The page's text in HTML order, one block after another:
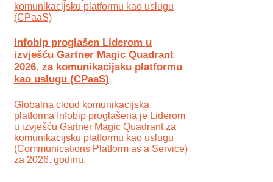
Infobip proglašen Liderom u
izvješću Gartner Magic Quadrant
2026. za komunikacijsku platformu
kao uslugu (CPaaS)
Globalna cloud komunikacijska
platforma Infobip proglašena je Liderom
u izvješću Gartner Magic Quadrant za
komunikacijsku platformu kao uslugu
(Communications Platform as a Service)
za 2026. godinu.